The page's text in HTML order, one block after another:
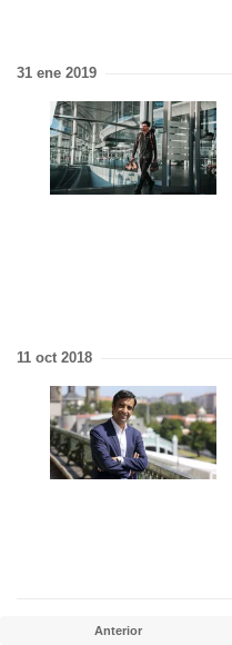
31 ene 2019
11 oct 2018
Anterior